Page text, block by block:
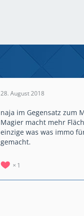
28. August 2018
naja im Gegensatz zum
Magier macht mehr
einzige was was immo
gemacht.
1